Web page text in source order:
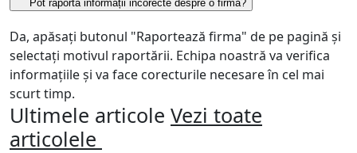
Pot raporta informații incorecte despre o firmă?
Da, apăsați butonul "Raportează firma" de pe pagină și
selectați motivul raportării. Echipa noastră va verifica
informațiile și va face corecturile necesare în cel mai
scurt timp.
Ultimele articole Vezi toate
articolele